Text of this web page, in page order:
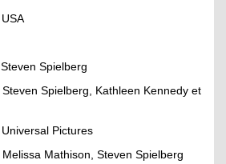
Spielberg
Spielberg, Kathleen Kennedy et
Pictures
Mathison, Steven Spielberg